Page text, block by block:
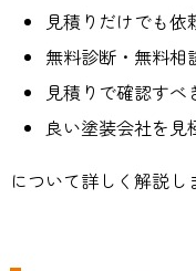
見積りだけでも依
無料診断・無料相
見積りで確認すべ
良い塗装会社を見
について詳しく解説し